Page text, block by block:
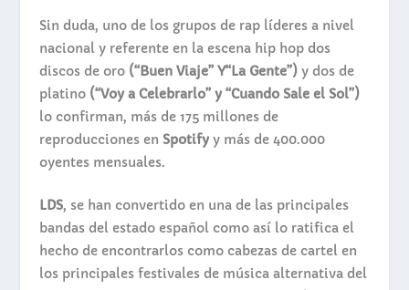
Sin duda, uno de los grupos de rap líderes a nivel
nacional y referente en la escena hip hop dos
discos de oro (“Buen Viaje” Y“La Gente”)y dos de
platino (“Voy a Celebrarlo” y “Cuando Sale el Sol”)
lo confirman, más de 175 millones de
reproducciones en Spotifyy más de 400.000
oyentes mensuales.
LDS, se han convertido en una de las principales
bandas del estado español como así lo ratifica el
hecho de encontrarlos como cabezas de cartel en
los principales festivales de música alternativa del